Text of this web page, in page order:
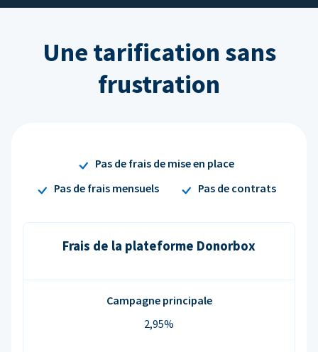
Une tarification sans
frustration
Pas de frais de mise en place
Pas de frais mensuels
Pas de contrats
Frais de la plateforme Donorbox
Campagne principale
2,95%